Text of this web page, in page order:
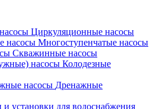
Циркуляционные насосы
Многоступенчатые насосы
Скважинные насосы
Колодезные
Дренажные